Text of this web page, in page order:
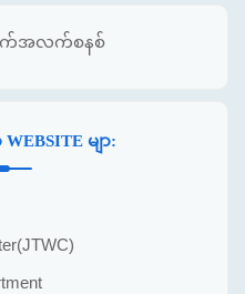
ျက်အလက်စနစ်
မျာ: